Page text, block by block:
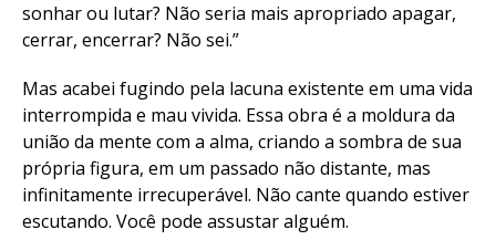
sonhar ou lutar? Não seria mais apropriado apagar,
cerrar, encerrar? Não sei.”
Mas acabei fugindo pela lacuna existente em uma vida
interrompida e mau vivida. Essa obra é a moldura da
união da mente com a alma, criando a sombra de sua
própria figura, em um passado não distante, mas
infinitamente irrecuperável. Não cante quando estiver
escutando. Você pode assustar alguém.